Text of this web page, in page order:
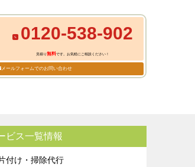
0120-538-902
見積り無料です。お気軽にご相談ください！
メールフォームでのお問い合わせ
ビス一覧情報
付け・掃除代行